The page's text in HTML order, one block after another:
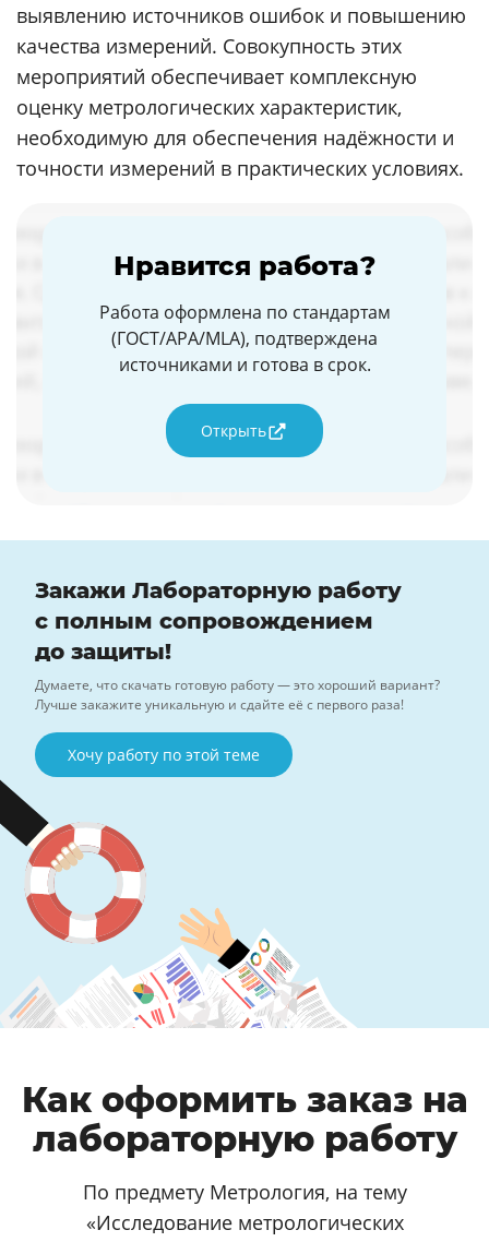
выявлению источников ошибок и повышению
качества измерений. Совокупность этих
мероприятий обеспечивает комплексную
оценку метрологических характеристик,
необходимую для обеспечения надёжности и
точности измерений в практических условиях.
Нравится работа?
Работа оформлена по стандартам
(ГОСТ/APA/MLA), подтверждена
источниками и готова в срок.
Открыть
Закажи Лабораторную работу
с полным сопровождением
до защиты!
Думаете, что скачать готовую работу — это хороший вариант?
Лучше закажите уникальную и сдайте её с первого раза!
Хочу работу по этой теме
Как оформить заказ на
лабораторную работу
По предмету Метрология, на тему
«Исследование метрологических